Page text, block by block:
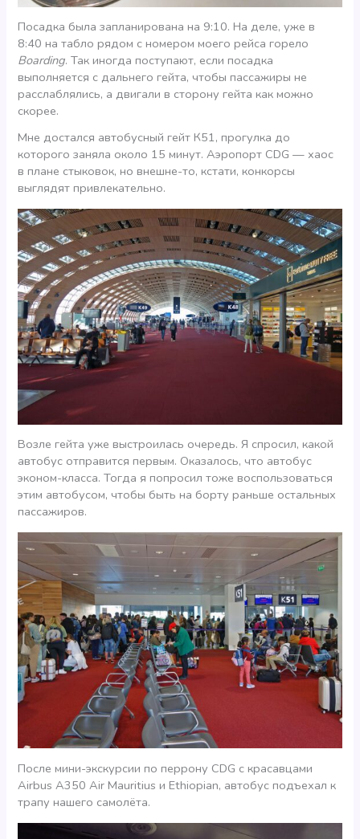
Посадка была запланирована на 9:10. На деле, уже в
8:40 на табло рядом с номером моего рейса горело
Boarding. Так иногда поступают, если посадка
выполняется с дальнего гейта, чтобы пассажиры не
расслаблялись, а двигали в сторону гейта как можно
скорее.
Мне достался автобусный гейт К51, прогулка до
которого заняла около 15 минут. Аэропорт CDG — хаос
в плане стыковок, но внешне-то, кстати, конкорсы
выглядят привлекательно.
Возле гейта уже выстроилась очередь. Я спросил, какой
автобус отправится первым. Оказалось, что автобус
эконом-класса. Тогда я попросил тоже воспользоваться
этим автобусом, чтобы быть на борту раньше остальных
пассажиров.
После мини-экскурсии по перрону CDG с красавцами
Airbus A350 Air Mauritius и Ethiopian, автобус подъехал к
трапу нашего самолёта.